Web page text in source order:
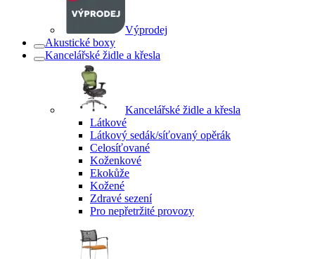
Výprodej
Akustické boxy
Kancelářské židle a křesla
Kancelářské židle a křesla
Látkové
Látkový sedák/síťovaný opěrák
Celosíťované
Koženkové
Ekokůže
Kožené
Zdravé sezení
Pro nepřetržité provozy